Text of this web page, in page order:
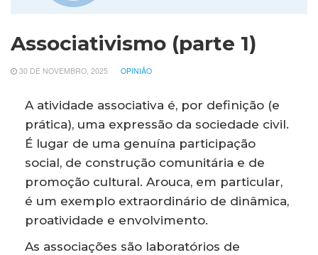
Associativismo (parte 1)
30 DE NOVEMBRO, 2025 OPINIÃO
A atividade associativa é, por definição (e
prática), uma expressão da sociedade civil.
É lugar de uma genuína participação
social, de construção comunitária e de
promoção cultural. Arouca, em particular,
é um exemplo extraordinário de dinâmica,
proatividade e envolvimento.
As associações são laboratórios de